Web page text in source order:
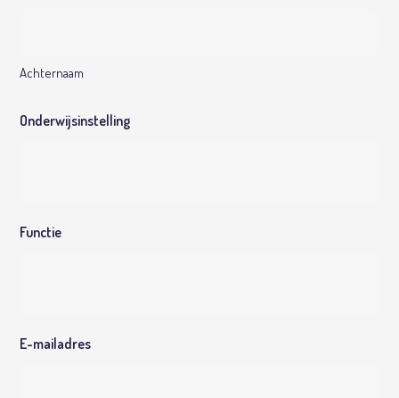
Achternaam
Onderwijsinstelling
Functie
E-mailadres